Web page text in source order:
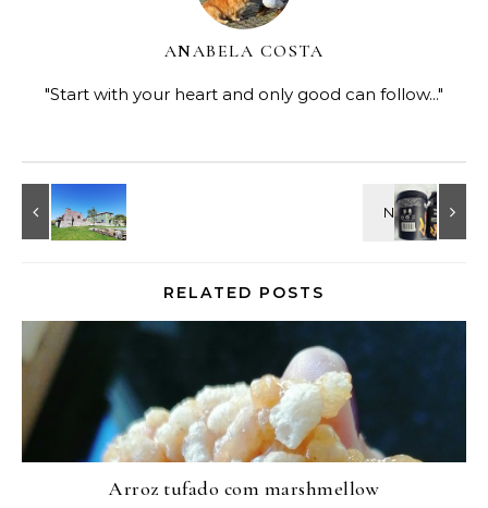
ANABELA COSTA
"Start with your heart and only good can follow..."
RELATED POSTS
Arroz tufado com marshmellow